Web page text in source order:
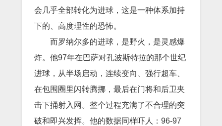
会几乎全部转化为进球，这是一种体系加持
下的、高度理性的恐怖。
而罗纳尔多的进球，是野火，是灵感爆
炸。他97年在巴萨对孔波斯特拉的那个世纪
进球，从半场启动，连续变向、强行超车、
在包围圈里闪转腾挪，最后在门将和后卫夹
击下捅射入网。整个过程充满了不合理的突
破和即兴发挥。他的数据同样吓人：96-97